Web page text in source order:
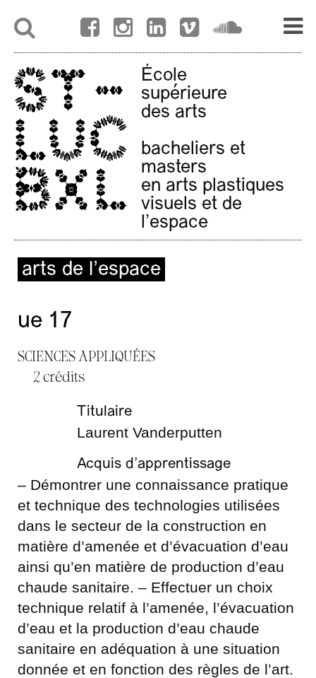
École
supérieure
des arts
bacheliers et
masters
en arts plastiques
visuels et de
l'espace
arts de l’espace
ue 17
SCIENCES APPLIQUÉES
2 crédits
Titulaire
Laurent Vanderputten
Acquis d’apprentissage
– Démontrer une connaissance pratique
et technique des technologies utilisées
dans le secteur de la construction en
matière d’amenée et d’évacuation d’eau
ainsi qu’en matière de production d’eau
chaude sanitaire. – Effectuer un choix
technique relatif à l’amenée, l’évacuation
d’eau et la production d’eau chaude
sanitaire en adéquation à une situation
donnée et en fonction des règles de l’art.